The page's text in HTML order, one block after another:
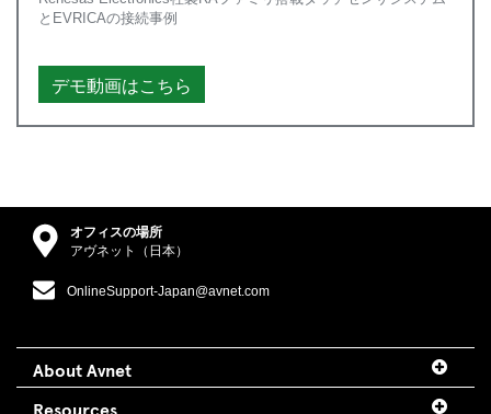
とEVRICAの接続事例
デモ動画はこちら
オフィスの場所
アヴネット（日本）
OnlineSupport-Japan@avnet.com
About Avnet
Resources